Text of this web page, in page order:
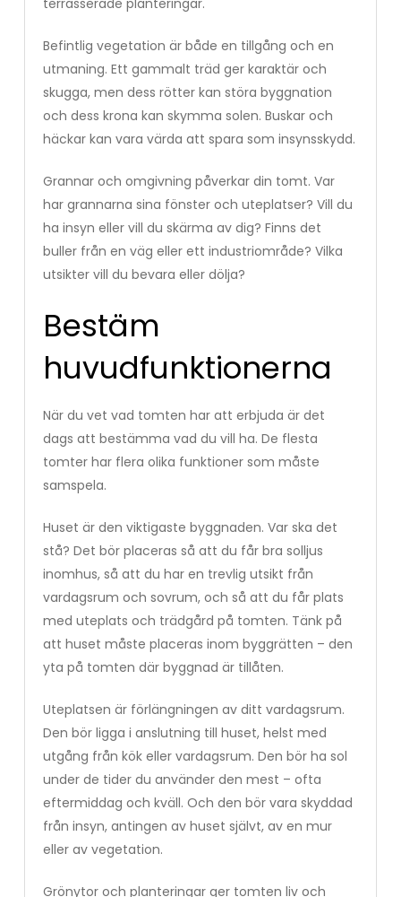
terrasserade planteringar.
Befintlig vegetation är både en tillgång och en
utmaning. Ett gammalt träd ger karaktär och
skugga, men dess rötter kan störa byggnation
och dess krona kan skymma solen. Buskar och
häckar kan vara värda att spara som insynsskydd.
Grannar och omgivning påverkar din tomt. Var
har grannarna sina fönster och uteplatser? Vill du
ha insyn eller vill du skärma av dig? Finns det
buller från en väg eller ett industriområde? Vilka
utsikter vill du bevara eller dölja?
Bestäm
huvudfunktionerna
När du vet vad tomten har att erbjuda är det
dags att bestämma vad du vill ha. De flesta
tomter har flera olika funktioner som måste
samspela.
Huset är den viktigaste byggnaden. Var ska det
stå? Det bör placeras så att du får bra solljus
inomhus, så att du har en trevlig utsikt från
vardagsrum och sovrum, och så att du får plats
med uteplats och trädgård på tomten. Tänk på
att huset måste placeras inom byggrätten – den
yta på tomten där byggnad är tillåten.
Uteplatsen är förlängningen av ditt vardagsrum.
Den bör ligga i anslutning till huset, helst med
utgång från kök eller vardagsrum. Den bör ha sol
under de tider du använder den mest – ofta
eftermiddag och kväll. Och den bör vara skyddad
från insyn, antingen av huset självt, av en mur
eller av vegetation.
Grönytor och planteringar ger tomten liv och